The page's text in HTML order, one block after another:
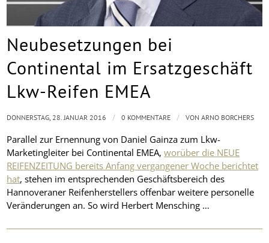
Neubesetzungen bei
Continental im Ersatzgeschäft
Lkw-Reifen EMEA
Parallel zur Ernennung von Daniel Gainza zum Lkw-
Marketingleiter bei Continental EMEA,worüber die NEUE
REIFENZEITUNG bereits Anfang vergangener Woche berichtet
hat, stehen im entsprechenden Geschäftsbereich des
Hannoveraner Reifenherstellers offenbar weitere personelle
Veränderungen an. So wird Herbert Mensching …
DONNERSTAG, 28. JANUAR 2016 / 0 KOMMENTARE / VONARNO BORCHERS